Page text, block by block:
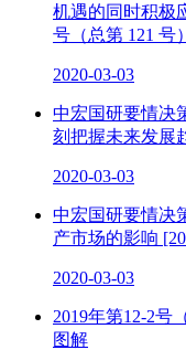
机遇的同时积极
号（总第 121 号
2020-03-03
中宏国研要情决
刻把握未来发展
2020-03-03
中宏国研要情决
产市场的影响
2020-03-03
2019年第12-2号
图解